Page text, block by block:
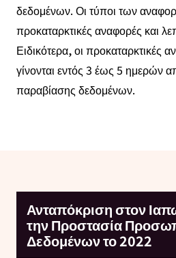
δεδομένων. Οι τύποι των
προκαταρκτικές αναφορές και
Ειδικότερα, οι προκαταρκτικές
γίνονται εντός 3 έως 5 ημερών
παραβίασης δεδομένων.
Ανταπόκριση στον
την Προστασία
Δεδομένων το 2022